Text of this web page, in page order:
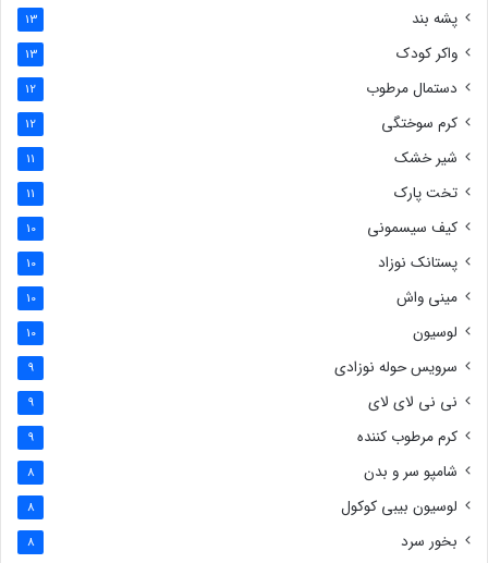
پشه بند 13
واکر کودک 13
دستمال مرطوب 12
کرم سوختگی 12
شیر خشک 11
تخت پارک 11
کیف سیسمونی 10
پستانک نوزاد 10
مینی واش 10
لوسیون 10
سرویس حوله نوزادی 9
نی نی لای لای 9
کرم مرطوب کننده 9
شامپو سر و بدن 8
لوسیون بیبی کوکول 8
بخور سرد 8